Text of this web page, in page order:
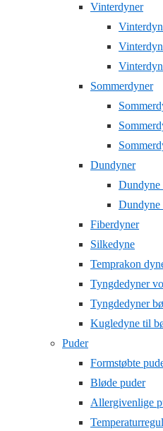
Vinterdyner
Sommerdyner
Dundyner
Dundyne
Dundyne
Fiberdyner
Silkedyne
Temprakon
Tyngdedyner
Tyngdedyner
Kugledyne til
Puder
Formstøbte
Bløde puder
Allergivenlige